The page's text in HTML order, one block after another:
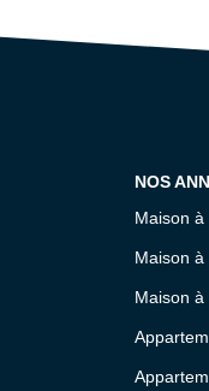
NOS
Maison
Maison
Maison